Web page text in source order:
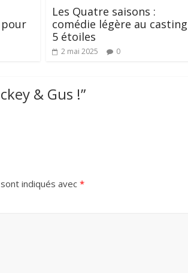
Les Quatre saisons :
comédie légère au casting
5 étoiles
2 mai 2025 0
& Gus !”
indiqués avec*